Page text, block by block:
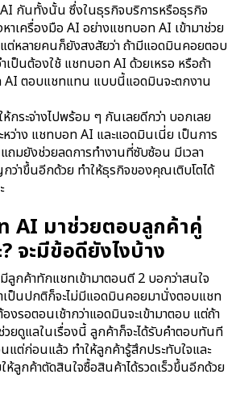
กันทั้งนั้น ซึ่งในธุรกิจบริการหรือธุรกิจ
าเครื่องมือ AI อย่างแชทบอท AI เข้ามาช่วย
หลายคนก็ยังสงสัยว่า ถ้ามีแอดมินคอยตอบ
เป็นต้องใช้ แชทบอท AI ด้วยเหรอ หรือถ้า
AI ตอบแชทแทน แบบนี้แอดมินจะตกงาน
ห้กระจ่างไปพร้อม ๆ กันเลยดีกว่า บอกเลย
หว่าง แชทบอท AI และแอดมินเนี่ย เป็นการ
ถมยังช่วยลดการทำงานที่ซับซ้อน มีเวลา
าขึ้นอีกด้วย ทำให้ธุรกิจของคุณเติบโตได้
AI มาช่วยตอบลูกค้าคู่
จะมีข้อดียังไงบ้าง
กค้าทักแชทเข้ามาตอนตี 2 บอกว่าสนใจ
เป็นปกติก็จะไม่มีแอดมินคอยมานั่งตอบแชท
รอตอนเช้ากว่าแอดมินจะเข้ามาตอบ แต่ถ้า
ยดูแลในเรื่องนี้ ลูกค้าก็จะได้รับคำตอบทันที
แต่ก่อนแล้ว ทำให้ลูกค้ารู้สึกประทับใจและ
ห้ลูกค้าตัดสินใจซื้อสินค้าได้รวดเร็วขึ้นอีกด้วย